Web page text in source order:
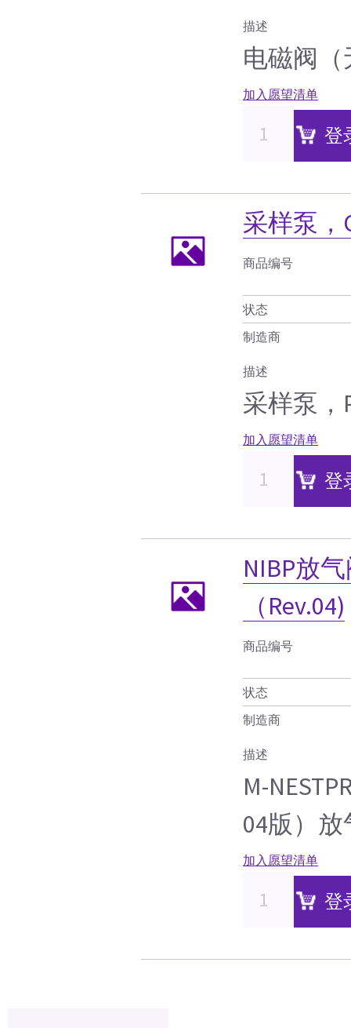
描述
电磁阀
加入愿望清单
登
采样泵，
商品编号
状态
制造商
描述
采样泵，
加入愿望清单
登
NIBP放
（Rev.04)
商品编号
状态
制造商
描述
M-
04版）
加入愿望清单
登